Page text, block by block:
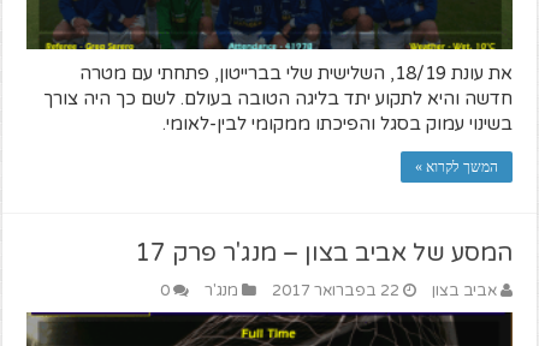
את עונת 18/19, השלישית שלי בברייטון, פתחתי עם מטרה
חדשה והיא לתקוע יתד בליגה הטובה בעולם. לשם כך היה צורך
בשינוי עמוק בסגל והפיכתו ממקומי לבין-לאומי.
המשך לקרוא »
המסע של אביב בצון – מנג'ר פרק 17
אביב בצון 22 בפברואר 2017 מנג'ר 0